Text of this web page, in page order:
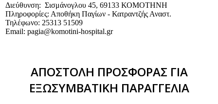
Διεύθυνση: Σισμάνογλου 45, 69133 ΚΟΜΟΤΗΝΗ
Πληροφορίες: Αποθήκη Παγίων - Κατραντζής Αναστ.
Τηλέφωνο: 25313 51509
Email: pagia@komotini-hospital.gr
ΑΠΟΣΤΟΛΗ ΠΡΟΣΦΟΡΑΣ ΓΙΑ
ΕΞΩΣΥΜΒΑΤΙΚΗ ΠΑΡΑΓΓΕΛΙΑ